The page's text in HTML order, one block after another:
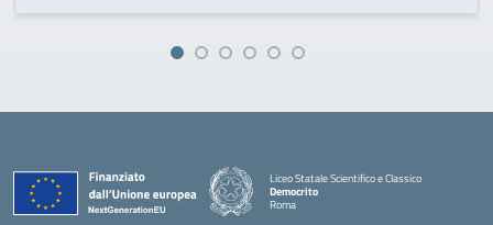
Liceo Statale Scientifico e Classico
Democrito
Roma